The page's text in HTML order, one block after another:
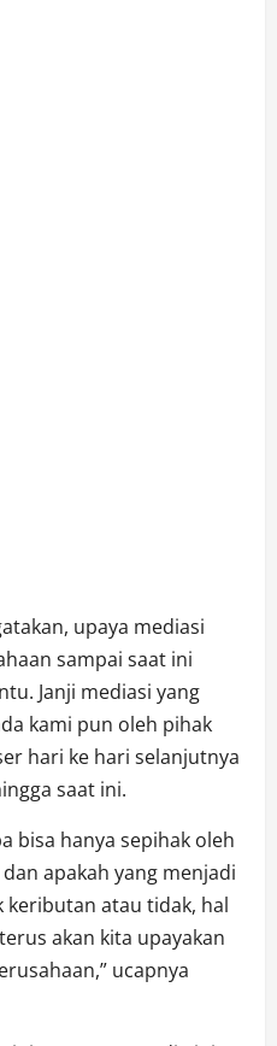
upaya mediasi
sampai saat ini
Janji mediasi yang
kami pun oleh pihak
hari ke hari selanjutnya
saat ini.
bisa hanya sepihak oleh
apakah yang menjadi
atau tidak, hal
akan kita upayakan
ucapnya